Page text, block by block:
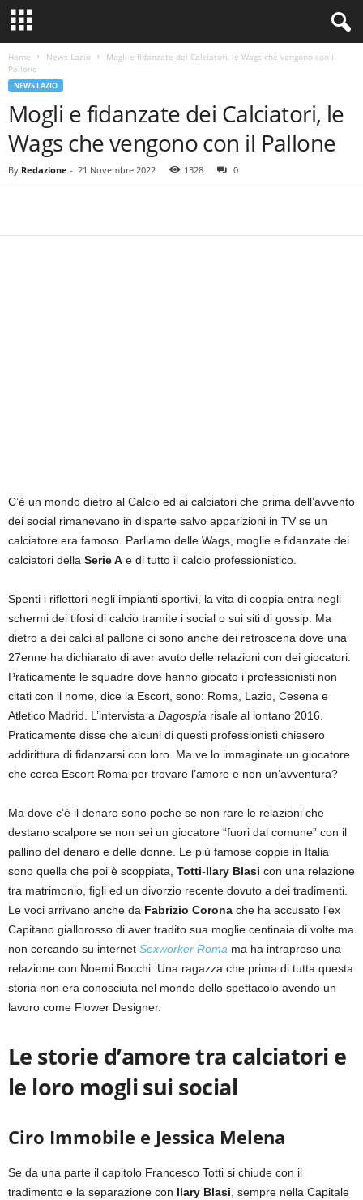
Home News Lazio
Mogli e fidanzate dei Calciatori, le Wags che vengono con il
Pallone
NEWS LAZIO
Mogli e fidanzate dei Calciatori, le
Wags che vengono con il Pallone
By Redazione - 21 Novembre 2022 1328 0
C’è un mondo dietro al Calcio ed ai calciatori che prima dell’avvento
dei social rimanevano in disparte salvo apparizioni in TV se un
calciatore era famoso. Parliamo delle Wags, moglie e fidanzate dei
calciatori della Serie A e di tutto il calcio professionistico.
Spenti i riflettori negli impianti sportivi, la vita di coppia entra negli
schermi dei tifosi di calcio tramite i social o sui siti di gossip. Ma
dietro a dei calci al pallone ci sono anche dei retroscena dove una
27enne ha dichiarato di aver avuto delle relazioni con dei giocatori.
Praticamente le squadre dove hanno giocato i professionisti non
citati con il nome, dice la Escort, sono: Roma, Lazio, Cesena e
Atletico Madrid. L’intervista a Dagospia risale al lontano 2016.
Praticamente disse che alcuni di questi professionisti chiesero
addirittura di fidanzarsi con loro. Ma ve lo immaginate un giocatore
che cerca Escort Roma per trovare l’amore e non un’avventura?
Ma dove c’è il denaro sono poche se non rare le relazioni che
destano scalpore se non sei un giocatore “fuori dal comune” con il
pallino del denaro e delle donne. Le più famose coppie in Italia
sono quella che poi è scoppiata, Totti-Ilary Blasi con una relazione
tra matrimonio, figli ed un divorzio recente dovuto a dei tradimenti.
Le voci arrivano anche da Fabrizio Corona che ha accusato l’ex
Capitano giallorosso di aver tradito sua moglie centinaia di volte ma
non cercando su internet Sexworker Roma ma ha intrapreso una
relazione con Noemi Bocchi. Una ragazza che prima di tutta questa
storia non era conosciuta nel mondo dello spettacolo avendo un
lavoro come Flower Designer.
Le storie d’amore tra calciatori e
le loro mogli sui social
Ciro Immobile e Jessica Melena
Se da una parte il capitolo Francesco Totti si chiude con il
tradimento e la separazione con Ilary Blasi, sempre nella Capitale